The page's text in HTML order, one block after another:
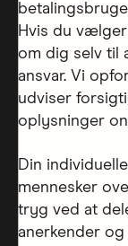
Hvis du
om dig selv til
ansvar. Vi
udviser
oplysninger
Din
mennesker
tryg ved at
anerkender